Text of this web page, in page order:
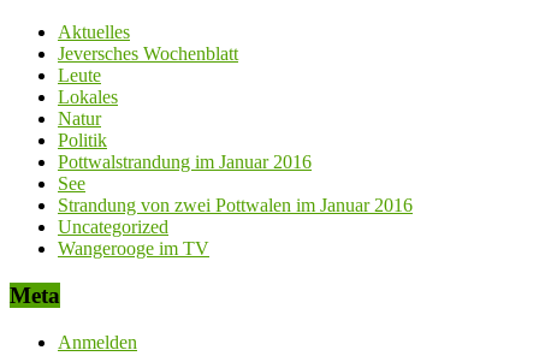
Aktuelles
Jeversches Wochenblatt
Leute
Lokales
Natur
Politik
Pottwalstrandung im Januar 2016
See
Strandung von zwei Pottwalen im Januar 2016
Uncategorized
Wangerooge im TV
Meta
Anmelden